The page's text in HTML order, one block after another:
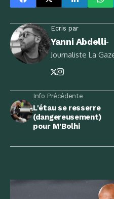
Ecris par
Yanni Abdelli-
Journaliste La
Info Précédente
L'étau se resserre
(dangereusement)
pour M'Bolhi